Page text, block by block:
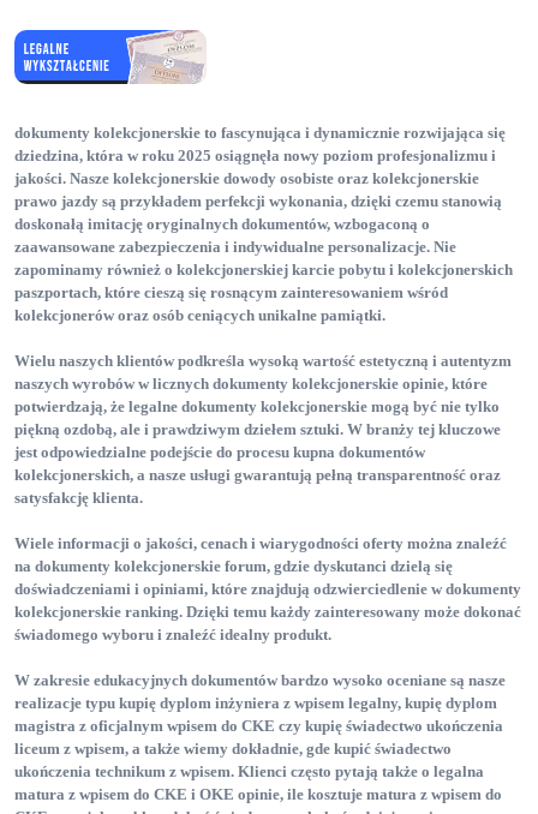
dokumenty kolekcjonerskie to fascynująca i dynamicznie rozwijająca się
dziedzina, która w roku 2025 osiągnęła nowy poziom profesjonalizmu i
jakości. Nasze kolekcjonerskie dowody osobiste oraz kolekcjonerskie
prawo jazdy są przykładem perfekcji wykonania, dzięki czemu stanowią
doskonałą imitację oryginalnych dokumentów, wzbogaconą o
zaawansowane zabezpieczenia i indywidualne personalizacje. Nie
zapominamy również o kolekcjonerskiej karcie pobytu i kolekcjonerskich
paszportach, które cieszą się rosnącym zainteresowaniem wśród
kolekcjonerów oraz osób ceniących unikalne pamiątki.
Wielu naszych klientów podkreśla wysoką wartość estetyczną i autentyzm
naszych wyrobów w licznych dokumenty kolekcjonerskie opinie, które
potwierdzają, że legalne dokumenty kolekcjonerskie mogą być nie tylko
piękną ozdobą, ale i prawdziwym dziełem sztuki. W branży tej kluczowe
jest odpowiedzialne podejście do procesu kupna dokumentów
kolekcjonerskich, a nasze usługi gwarantują pełną transparentność oraz
satysfakcję klienta.
Wiele informacji o jakości, cenach i wiarygodności oferty można znaleźć
na dokumenty kolekcjonerskie forum, gdzie dyskutanci dzielą się
doświadczeniami i opiniami, które znajdują odzwierciedlenie w dokumenty
kolekcjonerskie ranking. Dzięki temu każdy zainteresowany może dokonać
świadomego wyboru i znaleźć idealny produkt.
W zakresie edukacyjnych dokumentów bardzo wysoko oceniane są nasze
realizacje typu kupię dyplom inżyniera z wpisem legalny, kupię dyplom
magistra z oficjalnym wpisem do CKE czy kupię świadectwo ukończenia
liceum z wpisem, a także wiemy dokładnie, gde kupić świadectwo
ukończenia technikum z wpisem. Klienci często pytają także o legalna
matura z wpisem do CKE i OKE opinie, ile kosztuje matura z wpisem do